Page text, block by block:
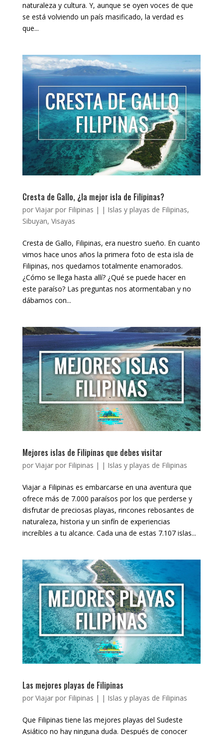
naturaleza y cultura. Y, aunque se oyen voces de que
se está volviendo un país masificado, la verdad es
que...
Cresta de Gallo, ¿la mejor isla de Filipinas?
por Viajar por Filipinas | | Islas y playas de Filipinas,
Sibuyan, Visayas
Cresta de Gallo, Filipinas, era nuestro sueño. En cuanto
vimos hace unos años la primera foto de esta isla de
Filipinas, nos quedamos totalmente enamorados.
¿Cómo se llega hasta allí? ¿Qué se puede hacer en
este paraíso? Las preguntas nos atormentaban y no
dábamos con...
Mejores islas de Filipinas que debes visitar
por Viajar por Filipinas | | Islas y playas de Filipinas
Viajar a Filipinas es embarcarse en una aventura que
ofrece más de 7.000 paraísos por los que perderse y
disfrutar de preciosas playas, rincones rebosantes de
naturaleza, historia y un sinfín de experiencias
increíbles a tu alcance. Cada una de estas 7.107 islas...
Las mejores playas de Filipinas
por Viajar por Filipinas | | Islas y playas de Filipinas
Que Filipinas tiene las mejores playas del Sudeste
Asiático no hay ninguna duda. Después de conocer